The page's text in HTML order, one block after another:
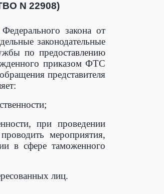
N 22908)
Федерального закона от
законодательные
по предоставлению
приказом ФТС
представителя
при проведении
мероприятия,
в сфере таможенного
лиц.